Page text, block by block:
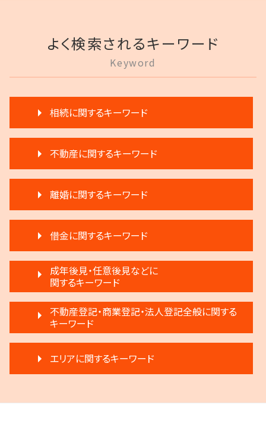
よく検索されるキーワード
Keyword
相続に関するキーワード
遺言 執行 いつ
限定承認 相続
生前贈与 弁護士
相続 分割協議書
相続 争い
相続 遠方
生前贈与 注意
遺言 執行 相続人
相続 弁護士
相続人 調査 費用
生前贈与とは 住宅
相続登記 義務化 過去の相続
相続 遺産分割協議書
遺言 執行 期限
相続放棄
遺言 執行
不動産に関するキーワード
不動産売買契約 注意点
賃料増額 借地借家法
賃料増額 調停申立書
不動産 明け渡し 強制執行
不動産 売買
再開発 立ち退き
家賃滞納 強制退去
不動産 明け渡し 弁護士
賃料増額 弁護士
滞納 家賃
不動産 弁護士
家賃 値上げ 交渉
不動産 生前贈与
離婚に関するキーワード
離婚 不倫 慰謝料
調停離婚 慰謝料
モラハラ 離婚したい
離婚 子供 影響
調停離婚 協議離婚
調停離婚 流れ
離婚調停 不成立
モラハラ 離婚 証拠
借金に関するキーワード
民事再生 遅延損害金
自己破産 条件
借金 差し押さえ
任意整理 銀行
個人再生 メリット
任意整理 流れ
破産 代表取締役
成年後見・任意後見などに
関するキーワード
任意後見制度とは
成年後見人 手続き 家族
成年後見 弁護士
任意後見制度 法律
成年後見人制度 申し立て
不動産登記・商業登記・法人登記全般に関する
キーワード
不動産登記 義務化
不動産登記
登記手続き 法人
エリアに関するキーワード
府中市 借金問題